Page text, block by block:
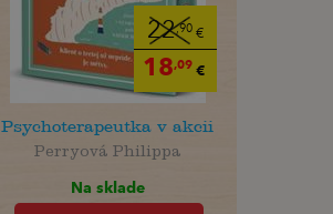
22,90 €
18,09 €
Psychoterapeutka v akcii
Perryová Philippa
Na sklade